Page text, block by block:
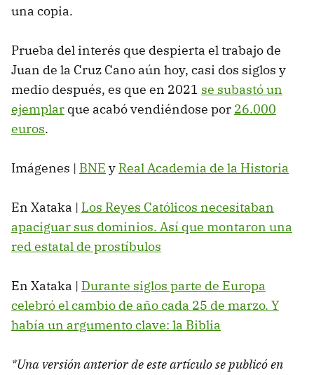
una copia.
Prueba del interés que despierta el trabajo de
Juan de la Cruz Cano aún hoy, casi dos siglos y
medio después, es que en 2021 se subastó un
ejemplar que acabó vendiéndose por 26.000
euros.
Imágenes | BNE y Real Academia de la Historia
En Xataka | Los Reyes Católicos necesitaban
apaciguar sus dominios. Así que montaron una
red estatal de prostíbulos
En Xataka | Durante siglos parte de Europa
celebró el cambio de año cada 25 de marzo. Y
había un argumento clave: la Biblia
*Una versión anterior de este artículo se publicó en